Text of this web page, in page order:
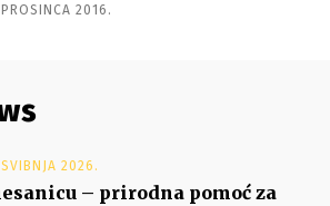
2016.
2026.
– prirodna pomoć za